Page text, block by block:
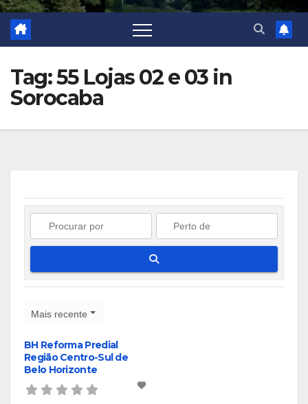
Tag: 55 Lojas 02 e 03 in
Sorocaba
Mais recente
BH Reforma Predial
Região Centro-Sul de
Belo Horizonte